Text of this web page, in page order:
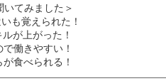
いてみました＞
も覚えられた！
が上がった！
働きやすい！
食べられる！